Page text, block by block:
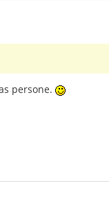
persone.